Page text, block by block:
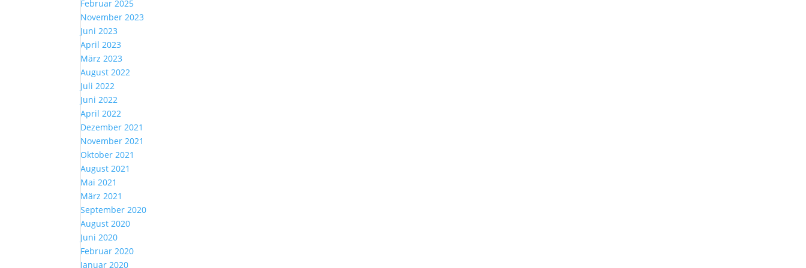
Februar 2025
November 2023
Juni 2023
April 2023
März 2023
August 2022
Juli 2022
Juni 2022
April 2022
Dezember 2021
November 2021
Oktober 2021
August 2021
Mai 2021
März 2021
September 2020
August 2020
Juni 2020
Februar 2020
Januar 2020